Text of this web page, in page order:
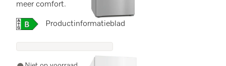
meer comfort.
Online Label Flag, Energielabel
Productinformatieblad